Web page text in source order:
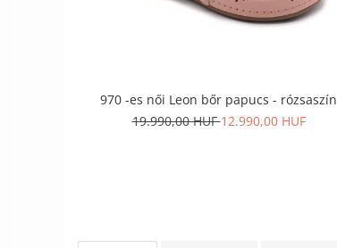
KIVEHETŐ TALPBETÉTES KLUMPA
rendelkező termék970 -es női Leon bőr papucs - rózsaszín
19.990,00 HUF12.990,00 HUF